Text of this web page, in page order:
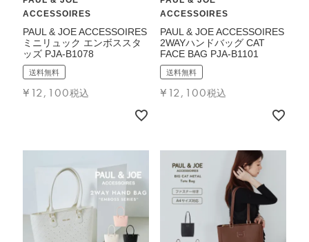
ACCESSOIRES
PAUL & JOE ACCESSOIRES
ミニリュック エンボススタ
ッズ PJA-B1078
送料無料
¥ 12,100税込
ACCESSOIRES
PAUL & JOE ACCESSOIRES
2WAYハンドバッグ CAT
FACE BAG PJA-B1101
送料無料
¥ 12,100税込